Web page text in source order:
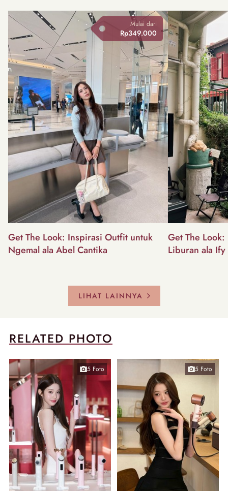
Mulai dari
Rp349.000
Get The Look: Inspirasi Outfit untuk
Ngemal ala Abel Cantika
Get The
Liburan ala Ify
LIHAT LAINNYA
RELATED PHOTO
5 Foto 5 Foto